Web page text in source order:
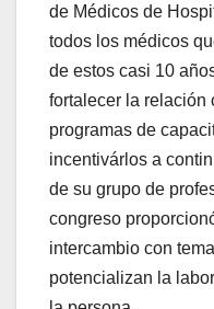
de Médicos de
todos los médicos
de estos casi 10
fortalecer la relación
programas de
incentivárlos a
de su grupo de
congreso
intercambio con
potencializan la